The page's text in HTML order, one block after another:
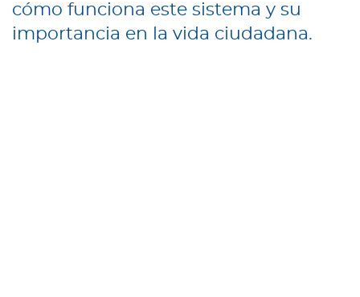
cómo funciona este sistema y su
importancia en la vida ciudadana.